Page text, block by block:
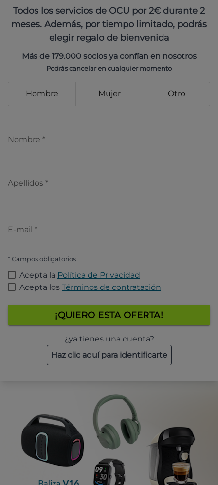
Todos los servicios de OCU por 2€ durante 2
meses. Además, por tiempo limitado, podrás
elegir regalo de bienvenida
Más de 179.000 socios ya confían en nosotros
Podrás cancelar en cualquier momento
Hombre Mujer Otro
Nombre *
Apellidos *
E-mail *
* Campos obligatorios
Acepta la Política de Privacidad
Acepta los Términos de contratación
¡QUIERO ESTA OFERTA!
¿ya tienes una cuenta?
Haz clic aquí para identificarte